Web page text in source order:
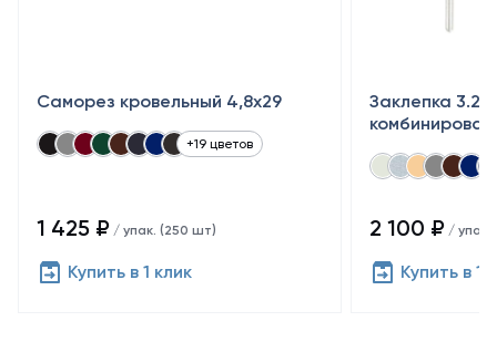
Саморез кровельный 4,8x29
+19 цветов
1 425 ₽ / упак. (250 шт)
Купить в 1 клик
Заклепка
2 100 ₽ / упак.
Купить в 1